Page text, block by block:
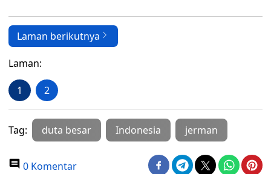
Laman berikutnya
Laman:
1 2
Tag: duta besar Indonesia jerman
0 Komentar